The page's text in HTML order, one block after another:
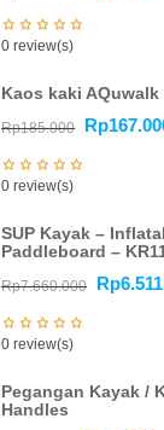
0 review(s)
Kaos kaki AQuwalk
Rp185.000 Rp
0 review(s)
SUP Kayak –
Paddleboard –
Rp7.660.000 Rp
0 review(s)
Pegangan Kayak /
Handles